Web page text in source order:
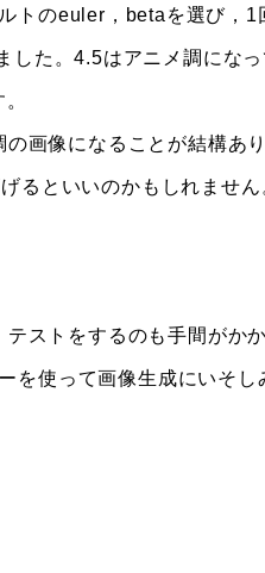
トのeuler，betaを選び，1
た。4.5はアニメ調にな
画像になることが結構あ
るといいのかもしれません
ストをするのも手間がか
を使って画像生成にいそし